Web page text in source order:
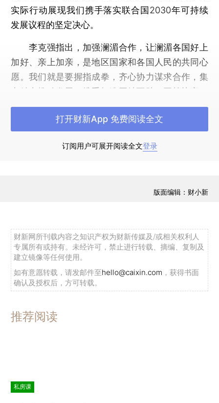
实际行动展现我们携手落实联合国2030年可持续
发展议程的坚定决心。
李克强指出，加强澜湄合作，让澜湄各国好上
加好、亲上加亲，是地区国家和各国人民的共同心
愿。我们就是要握指成拳，齐心协力谋求合作，集
中精力推动发展，携手打造团结互助、平等协商、
互利互惠、合作共赢的澜湄国家命运共同体。
李克强强调，亚洲的发展离不开和平稳定的地
区环境，澜湄次区域国家也是受益者，这是我们谋
们开展合作的优势。好邻居是福，我们要用好成熟
维护澜湄次区域和平稳定的好局面。
李克强指出，澜湄合作是新生事物，应坚持以
下四个导向：
——共促和平稳定。无论国际、地区形势如何
体。我们要为各国乃至本地区的发展和安全利益多
作始终的优先目标，把经济互补性转化为发展互助
订阅用户可展开阅读全文登录
打开财新App 免费阅读全文
版面编辑：财小新
财新网所刊载内容之知识产权为财新传媒及/或相关权利人
专属所有或持有。未经许可，禁止进行转载、摘编、复制及
建立镜像等任何使用。
如有意愿转载，请发邮件至hello@caixin.com ，获得书面
确认及授权后，方可转载。
推荐阅读
私房课